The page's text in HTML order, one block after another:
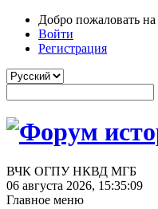
Добро пожаловать на
Войти
Регистрация
ВЧК ОГПУ НКВД МГБ
06 августа 2026, 15:35:09
Главное меню